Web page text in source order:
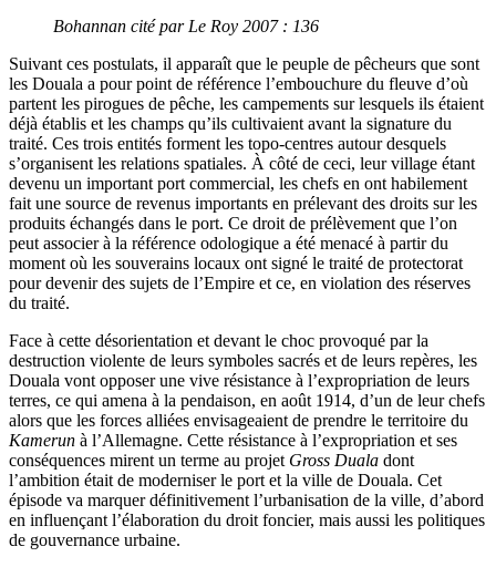
Bohannan cité par Le Roy 2007 : 136
Suivant ces postulats, il apparaît que le peuple de pêcheurs que sont
les Douala a pour point de référence l’embouchure du fleuve d’où
partent les pirogues de pêche, les campements sur lesquels ils étaient
déjà établis et les champs qu’ils cultivaient avant la signature du
traité. Ces trois entités forment les topo-centres autour desquels
s’organisent les relations spatiales. À côté de ceci, leur village étant
devenu un important port commercial, les chefs en ont habilement
fait une source de revenus importants en prélevant des droits sur les
produits échangés dans le port. Ce droit de prélèvement que l’on
peut associer à la référence odologique a été menacé à partir du
moment où les souverains locaux ont signé le traité de protectorat
pour devenir des sujets de l’Empire et ce, en violation des réserves
du traité.
Face à cette désorientation et devant le choc provoqué par la
destruction violente de leurs symboles sacrés et de leurs repères, les
Douala vont opposer une vive résistance à l’expropriation de leurs
terres, ce qui amena à la pendaison, en août 1914, d’un de leur chefs
alors que les forces alliées envisageaient de prendre le territoire du
Kamerun à l’Allemagne. Cette résistance à l’expropriation et ses
conséquences mirent un terme au projet Gross Duala dont
l’ambition était de moderniser le port et la ville de Douala. Cet
épisode va marquer définitivement l’urbanisation de la ville, d’abord
en influençant l’élaboration du droit foncier, mais aussi les politiques
de gouvernance urbaine.